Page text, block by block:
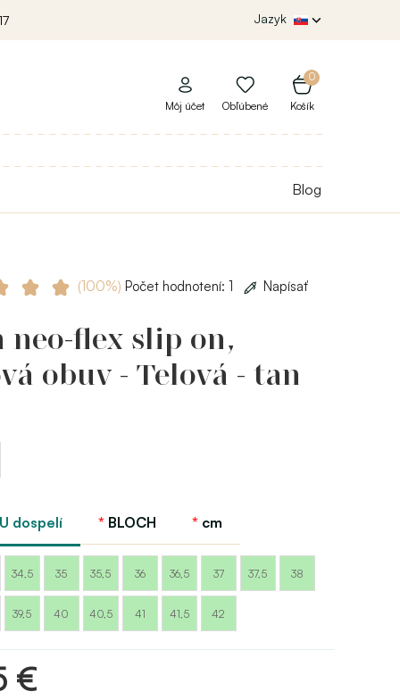
Jazyk
0
Košík
Môj účet Obľúbené
Blog
(100%) Počet hodnotení: 1 Napísať
neo-flex slip on,
obuv - Telová - tan
dospelí BLOCH cm
34,5 35 35,5 36 36,5 37 37,5 38
39,5 40 40,5 41 41,5 42
€